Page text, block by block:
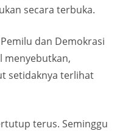
secara terbuka.
dan Demokrasi
menyebutkan,
setidaknya terlihat
terus. Seminggu